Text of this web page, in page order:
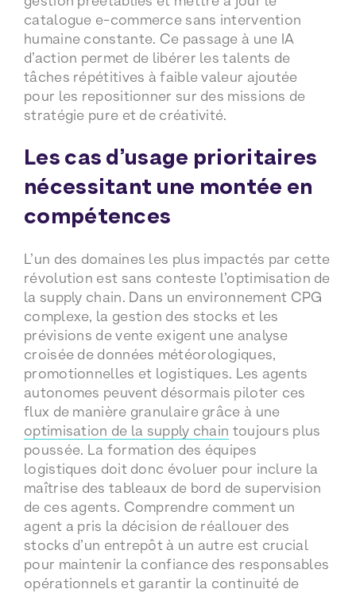
catalogue e-commerce sans intervention
humaine constante. Ce passage à une IA
d’action permet de libérer les talents de
tâches répétitives à faible valeur ajoutée
pour les repositionner sur des missions de
stratégie pure et de créativité.
Les cas d’usage prioritaires
nécessitant une montée en
compétences
L’un des domaines les plus impactés par cette
révolution est sans conteste l’optimisation de
la supply chain. Dans un environnement CPG
complexe, la gestion des stocks et les
prévisions de vente exigent une analyse
croisée de données météorologiques,
promotionnelles et logistiques. Les agents
autonomes peuvent désormais piloter ces
flux de manière granulaire grâce à une
optimisation de la supply chain toujours plus
poussée. La formation des équipes
logistiques doit donc évoluer pour inclure la
maîtrise des tableaux de bord de supervision
de ces agents. Comprendre comment un
agent a pris la décision de réallouer des
stocks d’un entrepôt à un autre est crucial
pour maintenir la confiance des responsables
opérationnels et garantir la continuité de